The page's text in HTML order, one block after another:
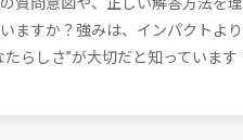
ますか？強みは、インパクトより
たらしさ”が⼤切だと知っています